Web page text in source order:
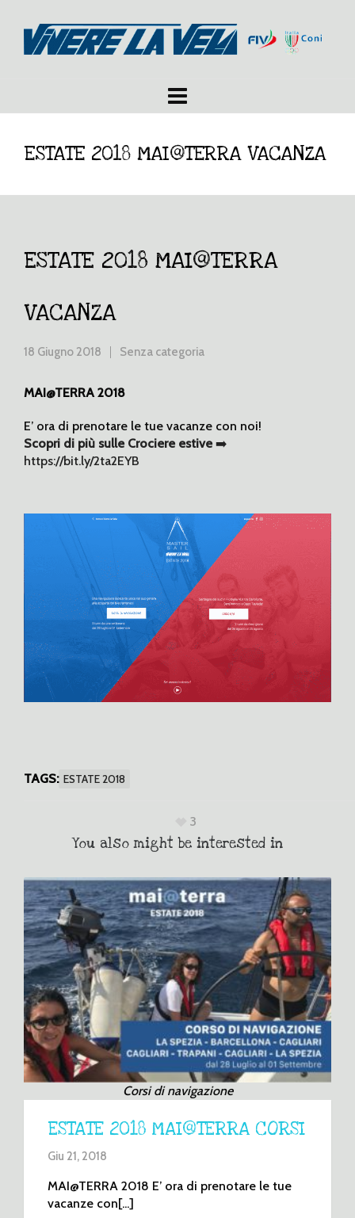
ESTATE 2018 MAI@TERRA VACANZA
ESTATE 2018 MAI@TERRA
VACANZA
18 Giugno 2018 Senza categoria
MAI@TERRA 2018
E’ ora di prenotare le tue vacanze con noi!
Scopri di più sulle Crociere estive➡️
https://bit.ly/2ta2EYB
TAGS: ESTATE 2018
3
You also might be interested in
Corsi di navigazione
ESTATE 2018 MAI@TERRA CORSI
Giu 21, 2018
MAI@TERRA 2018 E’ ora di prenotare le tue
vacanze con[...]